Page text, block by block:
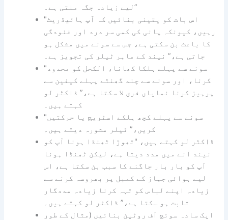
لیے زیادہ جگہ ملتی ہے۔”
"اس بات کو یقینی بنائیں کہ آپ ہائیڈریٹ
رہیں، کیونکہ پانی کی کمی سر درد اور غنودگی
کا باعث بن سکتی ہے، جس سے سونے میں مشکل ہو
جاتی ہے،” نیند کے ماہر ٹیلر کی تجویز ہے۔
"سونے سے پہلے ہلکا کھانا، الکحل کو محدود
کرنا، اور سونے سے چند گھنٹے پہلے کیفین سے
پرہیز کرنا نمایاں فرق لا سکتا ہے،” ڈاکٹر لو
کہتے ہیں۔
"سونے سے پہلے کچھ ہلکے اسٹریچ یا حرکتیں
کریں،” ٹیلر مشورہ دیتے ہیں۔
ڈاکٹر لو کہتے ہیں، "تھوڑا ٹھنڈا ہونا آپ کو
نیند آنے میں مدد دیتا ہے، لیکن ٹھنڈا ہونا
آپ کو بار بار جاگنے کا سبب بن سکتا ہے، اس
لیے ہوائی جہاز کے کمبل پر بھروسہ کرنے سے
زیادہ اپنے لباس کو تہہ کرنا زیادہ مددگار
ثابت ہو سکتا ہے،” ڈاکٹر لو کہتے ہیں۔
ایک سادہ سوئچ آف روٹین بنائیں (مثال کے طور